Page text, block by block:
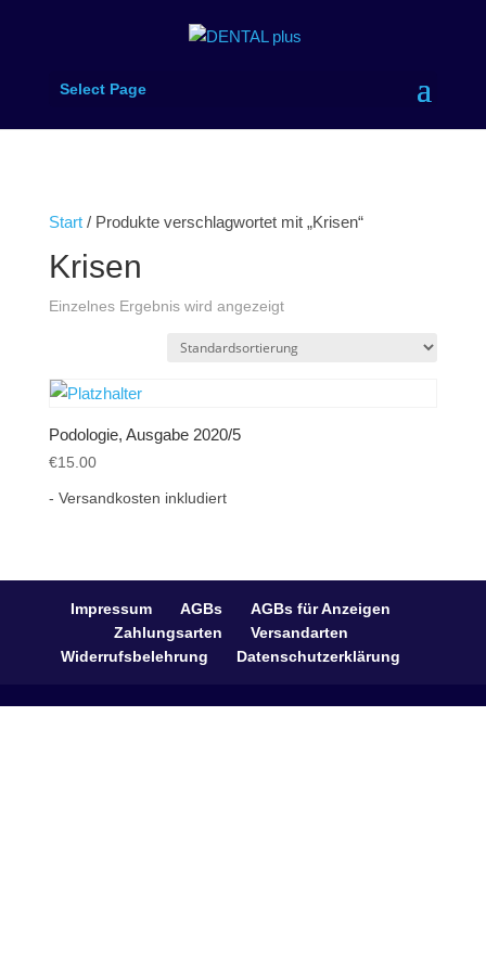
Select Page
Start/ Produkte verschlagwortet mit „Krisen“
Krisen
Einzelnes Ergebnis wird angezeigt
Podologie, Ausgabe 2020/5
€15.00
- Versandkosten inkludiert
Impressum AGBs
AGBs für Anzeigen
Zahlungsarten
Versandarten
Widerrufsbelehrung
Datenschutzerklärung